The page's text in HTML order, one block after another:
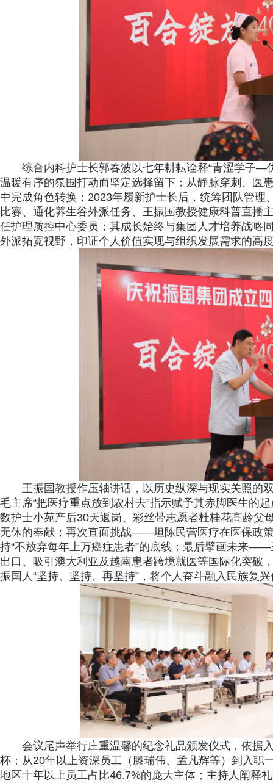
综合内科护士长郭春波以七年耕耘诠释“青涩学子—
温暖有序的氛围打动而坚定选择留下；从静脉穿刺、医
中完成角色转换；2023年履新护士长后，统筹团队管
比赛、通化养生谷外派任务、王振国教授健康科普直播
任护理质控中心委员；其成长始终与集团人才培养战
外派拓宽视野，印证个人价值实现与组织发展需求的高
王振国教授作压轴讲话，以历史纵深与现实关照
毛主席“把医疗重点放到农村去”指示赋予其赤脚医生
数护士小苑产后30天返岗、彩丝带志愿者杜桂花高龄父
无休的奉献；再次直面挑战——坦陈民营医疗在医保政
持“不放弃每年上万癌症患者”的底线；最后擘画未来
出口、吸引澳大利亚及越南患者跨境就医等国际化突破
振国人“坚持、坚持、再坚持”，将个人奋斗融入民族复
会议尾声举行庄重温馨的纪念礼品颁发仪式，依据
杯；从20年以上资深员工（滕瑞伟、孟凡辉等）到入职
地区十年以上员工占比46.7%的庞大主体；主持人阐释